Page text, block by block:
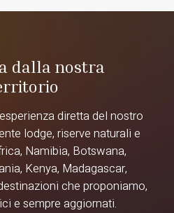
dalla nostra
diretta del nostro
lodge, riserve naturali e
Namibia, Botswana,
Kenya, Madagascar,
che proponiamo,
e sempre aggiornati.